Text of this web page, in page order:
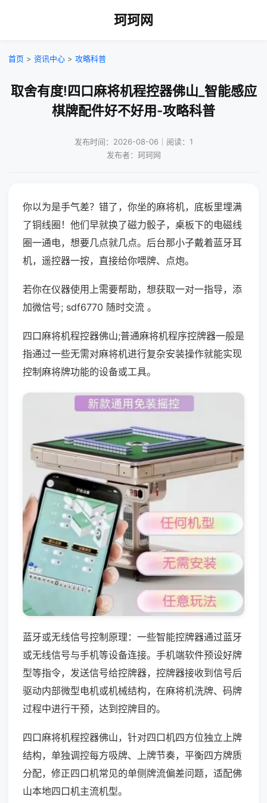
珂珂网
首页 > 资讯中心 > 攻略科普
取舍有度!四口麻将机程控器佛山_智能感应
棋牌配件好不好用-攻略科普
发布时间：2026-08-06｜阅读：1
发布者：珂珂网
你以为是手气差？错了，你坐的麻将机，底板里埋满
了铜线圈！他们早就换了磁力骰子，桌板下的电磁线
圈一通电，想要几点就几点。后台那小子戴着蓝牙耳
机，遥控器一按，直接给你喂牌、点炮。
若你在仪器使用上需要帮助，想获取一对一指导，添
加微信号; sdf6770 随时交流 。
四口麻将机程控器佛山;普通麻将机程序控牌器一般是
指通过一些无需对麻将机进行复杂安装操作就能实现
控制麻将牌功能的设备或工具。
蓝牙或无线信号控制原理：一些智能控牌器通过蓝牙
或无线信号与手机等设备连接。手机端软件预设好牌
型等指令，发送信号给控牌器，控牌器接收到信号后
驱动内部微型电机或机械结构，在麻将机洗牌、码牌
过程中进行干预，达到控牌目的。
四口麻将机程控器佛山，针对四口机四方位独立上牌
结构，单独调控每方吸牌、上牌节奏，平衡四方牌质
分配，修正四口机常见的单侧牌流偏差问题，适配佛
山本地四口机主流机型。